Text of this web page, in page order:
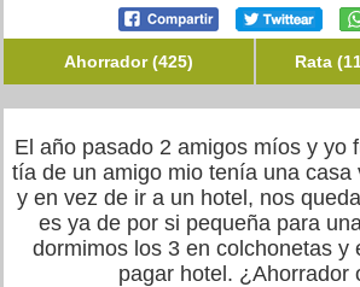
Ahorrador (425) Rata
El año pasado 2 amigos míos y yo
tía de un amigo mio tenía una casa
y en vez de ir a un hotel, nos
es ya de por si pequeña para
dormimos los 3 en colchonetas y
pagar hotel. ¿Ahorrador